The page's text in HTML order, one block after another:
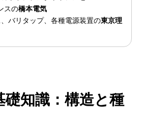
スの橋本電気
バリタップ、各種電源装置の東京理
礎知識：構造と種